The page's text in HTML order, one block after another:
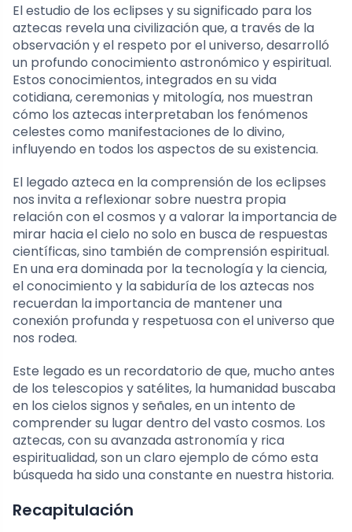
El estudio de los eclipses y su significado para los
aztecas revela una civilización que, a través de la
observación y el respeto por el universo, desarrolló
un profundo conocimiento astronómico y espiritual.
Estos conocimientos, integrados en su vida
cotidiana, ceremonias y mitología, nos muestran
cómo los aztecas interpretaban los fenómenos
celestes como manifestaciones de lo divino,
influyendo en todos los aspectos de su existencia.
El legado azteca en la comprensión de los eclipses
nos invita a reflexionar sobre nuestra propia
relación con el cosmos y a valorar la importancia de
mirar hacia el cielo no solo en busca de respuestas
científicas, sino también de comprensión espiritual.
En una era dominada por la tecnología y la ciencia,
el conocimiento y la sabiduría de los aztecas nos
recuerdan la importancia de mantener una
conexión profunda y respetuosa con el universo que
nos rodea.
Este legado es un recordatorio de que, mucho antes
de los telescopios y satélites, la humanidad buscaba
en los cielos signos y señales, en un intento de
comprender su lugar dentro del vasto cosmos. Los
aztecas, con su avanzada astronomía y rica
espiritualidad, son un claro ejemplo de cómo esta
búsqueda ha sido una constante en nuestra historia.
Recapitulación